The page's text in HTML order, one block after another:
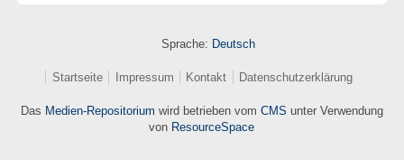
Sprache: Deutsch
Startseite Impressum Kontakt Datenschutzerklärung
Das Medien-Repositorium wird betrieben vom CMS unter Verwendung
von ResourceSpace